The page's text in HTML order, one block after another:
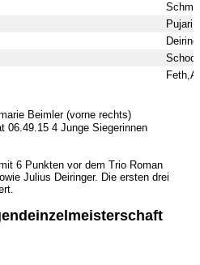
Beimler (vorne rechts)
Junge Siegerinnen
6 Punkten vor dem Trio Roman
Julius Deiringer. Die ersten drei